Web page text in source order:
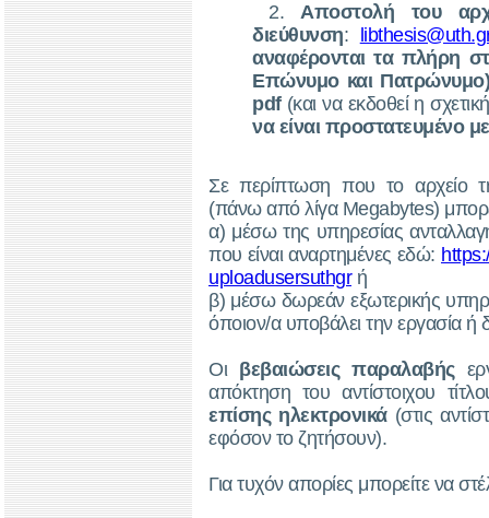
2.Αποστολή του
διεύθυνση:
αναφέρονται τα πλήρη
Επώνυμο και
pdf(και να εκδοθεί η
να είναι προστατευμένο
Σε περίπτωση που το αρχείο
(πάνω από λίγα Megabytes)
α) μέσω της υπηρεσίας
που είναι αναρτημένες εδώ:
uploadusersuthgrή
β) μέσω δωρεάν εξωτερικής
όποιον/α υποβάλει την εργασία ή
Οι βεβαιώσεις παραλαβής
απόκτηση του αντίστοιχου
επίσης ηλεκτρονικά(στις
εφόσον το ζητήσουν).
Για τυχόν απορίες μπορείτε να